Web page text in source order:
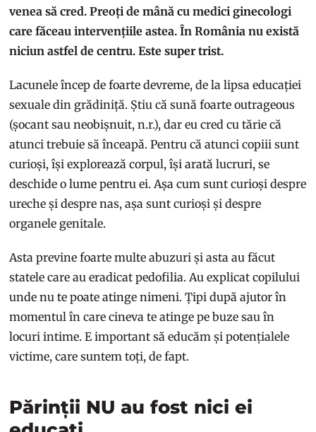
venea să cred. Preoți de mână cu medici ginecologi
care făceau intervențiile astea. În România nu există
niciun astfel de centru. Este super trist.
Lacunele încep de foarte devreme, de la lipsa educației
sexuale din grădiniță. Știu că sună foarte outrageous
(șocant sau neobișnuit, n.r.), dar eu cred cu tărie că
atunci trebuie să înceapă. Pentru că atunci copiii sunt
curioși, își explorează corpul, își arată lucruri, se
deschide o lume pentru ei. Așa cum sunt curioși despre
ureche și despre nas, așa sunt curioși și despre
organele genitale.
Asta previne foarte multe abuzuri și asta au făcut
statele care au eradicat pedofilia. Au explicat copilului
unde nu te poate atinge nimeni. Țipi după ajutor în
momentul în care cineva te atinge pe buze sau în
locuri intime. E important să educăm și potențialele
victime, care suntem toți, de fapt.
Părinții NU au fost nici ei